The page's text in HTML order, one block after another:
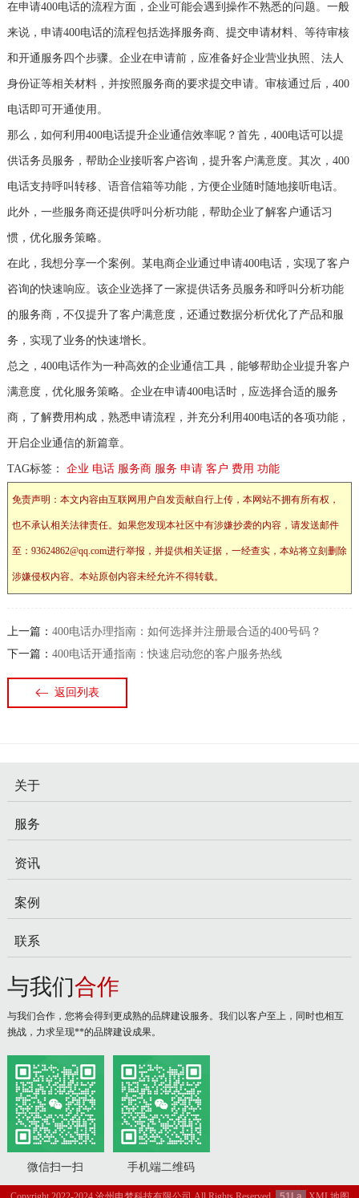
在申请400电话的流程方面，企业可能会遇到操作不熟悉的问题。一般
来说，申请400电话的流程包括选择服务商、提交申请材料、等待审核
和开通服务四个步骤。企业在申请前，应准备好企业营业执照、法人
身份证等相关材料，并按照服务商的要求提交申请。审核通过后，400
电话即可开通使用。
那么，如何利用400电话提升企业通信效率呢？首先，400电话可以提
供话务员服务，帮助企业接听客户咨询，提升客户满意度。其次，400
电话支持呼叫转移、语音信箱等功能，方便企业随时随地接听电话。
此外，一些服务商还提供呼叫分析功能，帮助企业了解客户通话习
惯，优化服务策略。
在此，我想分享一个案例。某电商企业通过申请400电话，实现了客户
咨询的快速响应。该企业选择了一家提供话务员服务和呼叫分析功能
的服务商，不仅提升了客户满意度，还通过数据分析优化了产品和服
务，实现了业务的快速增长。
总之，400电话作为一种高效的企业通信工具，能够帮助企业提升客户
满意度，优化服务策略。企业在申请400电话时，应选择合适的服务
商，了解费用构成，熟悉申请流程，并充分利用400电话的各项功能，
开启企业通信的新篇章。
TAG标签： 企业 电话 服务商 服务 申请 客户 费用 功能
免责声明：本文内容由互联网用户自发贡献自行上传，本网站不拥有所有权，
也不承认相关法律责任。如果您发现本社区中有涉嫌抄袭的内容，请发送邮件
至：93624862@qq.com进行举报，并提供相关证据，一经查实，本站将立刻删除
涉嫌侵权内容。本站原创内容未经允许不得转载。
上一篇： 400电话办理指南：如何选择并注册最合适的400号码？
下一篇： 400电话开通指南：快速启动您的客户服务热线
返回列表
关于
服务
资讯
案例
联系
与我们合作
与我们合作，您将会得到更成熟的品牌建设服务。我们以客户至上，同时也相互
挑战，力求呈现**的品牌建设成果。
微信扫一扫 手机端二维码